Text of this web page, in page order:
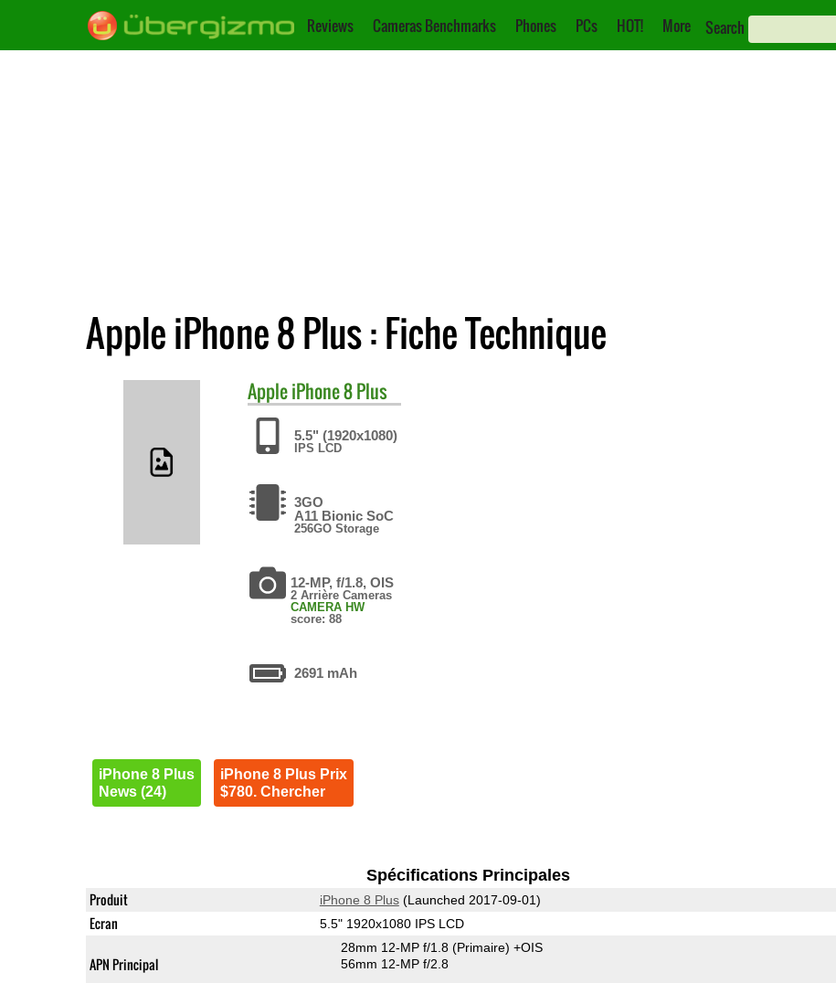
Reviews Cameras Benchmarks Phones PCs HOT! More Search
Apple iPhone 8 Plus : Fiche Technique
AppleiPhone 8 Plus
5.5" (1920x1080)
IPS LCD
3GO
A11 Bionic SoC
256GO Storage
12-MP, f/1.8, OIS
2 Arrière Cameras
CAMERA HW
score: 88
2691 mAh
iPhone 8 Plus
News (24)
iPhone 8 Plus Prix
$780. Chercher
Spécifications Principales
Produit iPhone 8 Plus(Launched 2017-09-01)
Ecran 5.5" 1920x1080 IPS LCD
APN Principal
28mm 12-MP f/1.8 (Primaire) +OIS
56mm 12-MP f/2.8